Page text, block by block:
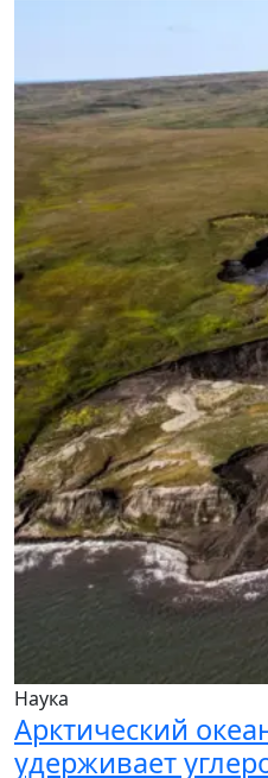
Наука
Арктический
удерживает